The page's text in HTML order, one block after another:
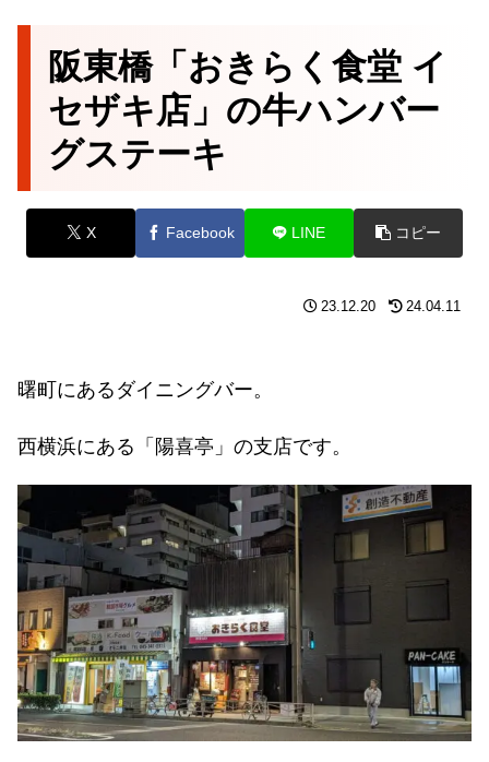
阪東橋「おきらく食堂 イ
セザキ店」の牛ハンバー
グステーキ
X Facebook LINE コピー
23.12.20 24.04.11
曙町にあるダイニングバー。
西横浜にある「陽喜亭」の支店です。